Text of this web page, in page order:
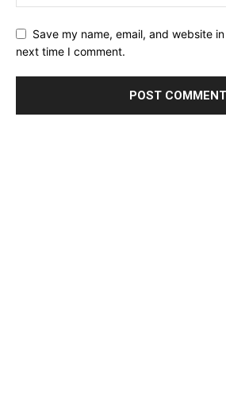
Save my name, email, and website
next time I comment.